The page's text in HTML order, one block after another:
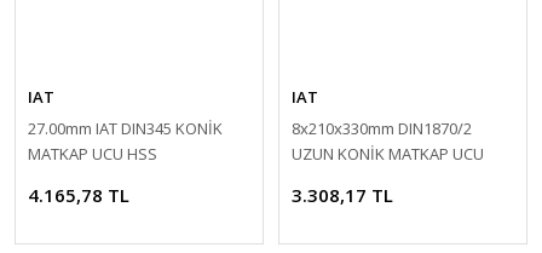
IAT
27.00mm IAT DIN345 KONİK
MATKAP UCU HSS
4.165,78 TL
IAT
8x210x330mm DIN1870/2
UZUN KONİK MATKAP UCU
3.308,17 TL